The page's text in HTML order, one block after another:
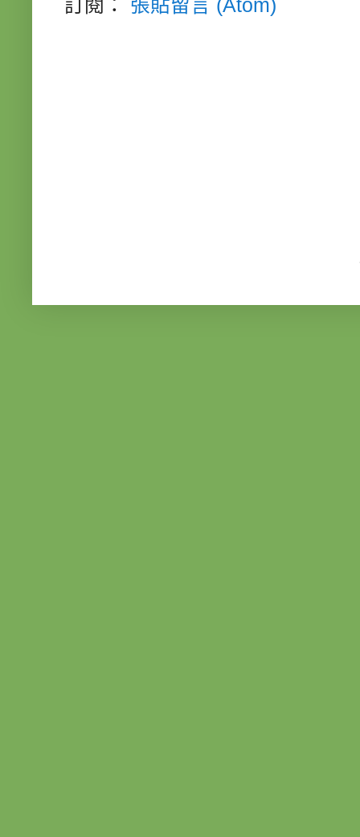
訂閱： 張貼留言 (Atom)